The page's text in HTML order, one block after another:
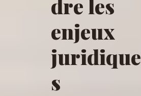
dre les
enjeux
juridique
s